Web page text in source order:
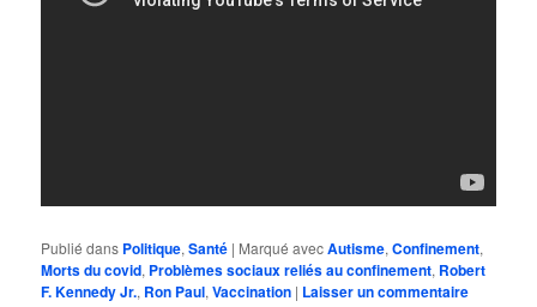
Publié dans Politique,Santé | Marqué avecAutisme,Confinement,
Morts du covid, Problèmes sociaux reliés au confinement, Robert
F. Kennedy Jr., Ron Paul,Vaccination | Laisser un commentaire